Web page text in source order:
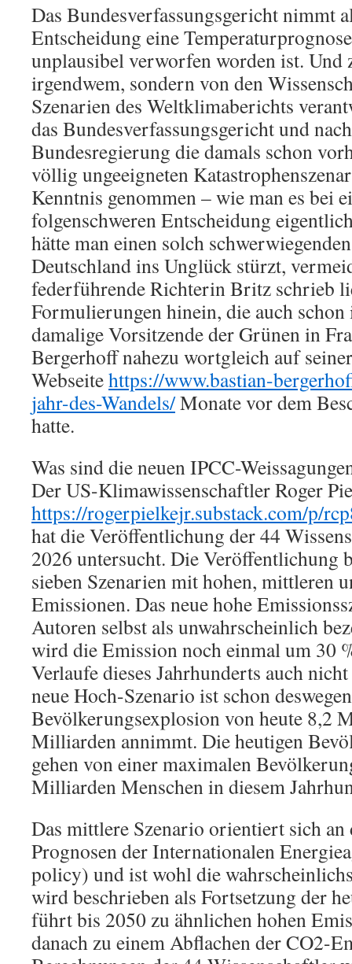
Das Bundesverfassungsgericht nimmt
Entscheidung eine
unplausibel verworfen worden ist. Und
irgendwem, sondern von den
Szenarien des Weltklimaberichts
das Bundesverfassungsgericht und
Bundesregierung die damals schon
völlig ungeeigneten
Kenntnis genommen – wie man es bei
folgenschweren Entscheidung
hätte man einen solch
Deutschland ins Unglück stürzt,
federführende Richterin Britz schrieb
Formulierungen hinein, die auch
damalige Vorsitzende der Grünen in
Bergerhoff nahezu wortgleich auf
Webseitehttps://www.bastian-
jahr-des-Wandels/Monate vor dem
hatte.
Was sind die neuen IPCC-
Der US-Klimawissenschaftler Roger
https://rogerpielkejr.substack.com/p/
hat die Veröffentlichung der 44
2026 untersucht. Die Veröffentlichung
sieben Szenarien mit hohen, mittleren
Emissionen. Das neue hohe
Autoren selbst als unwahrscheinlich
wird die Emission noch einmal um 30
Verlaufe dieses Jahrhunderts auch
neue Hoch-Szenario ist schon
Bevölkerungsexplosion von heute 8,2
Milliarden annimmt. Die heutigen
gehen von einer maximalen
Milliarden Menschen in diesem
Das mittlere Szenario orientiert sich an
Prognosen der Internationalen
policy) und ist wohl die
wird beschrieben als Fortsetzung der
führt bis 2050 zu ähnlichen hohen
danach zu einem Abflachen der CO2-